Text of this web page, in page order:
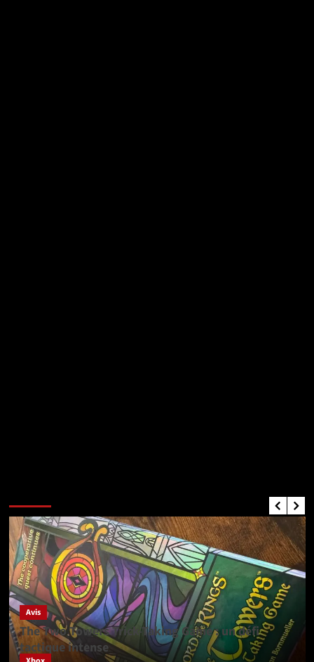
Avis
The Two Towers Trick-Taking Game : un défi
tactique intense